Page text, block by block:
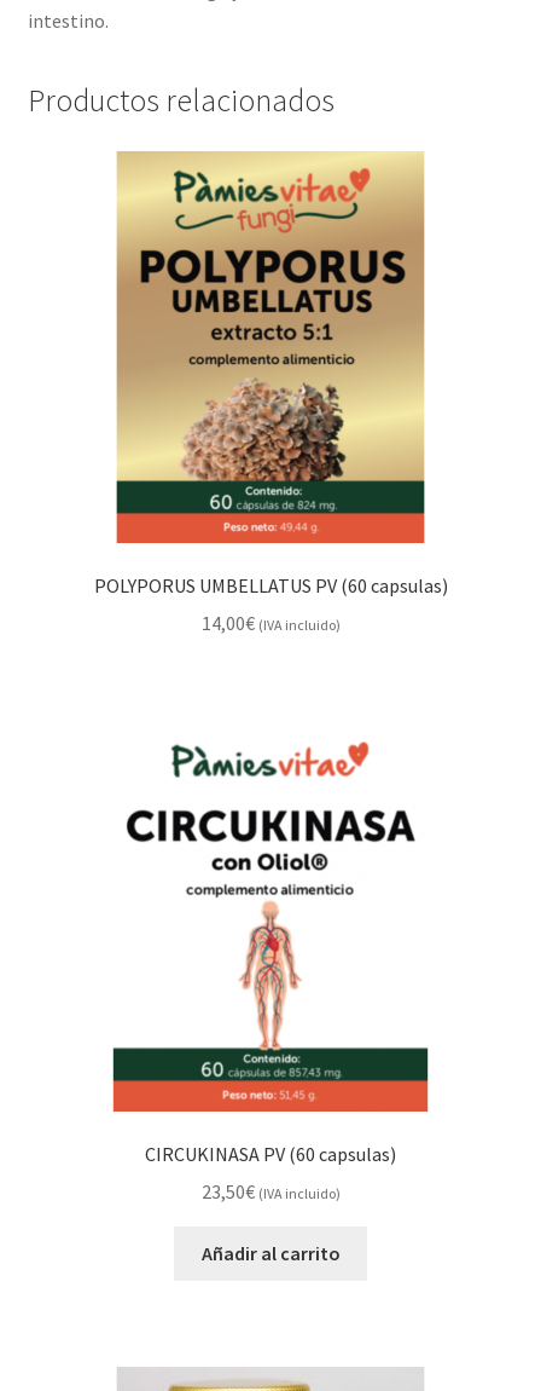
intestino.
Productos relacionados
POLYPORUS UMBELLATUS PV (60 capsulas)
14,00€ (IVA incluido)
CIRCUKINASA PV (60 capsulas)
23,50€ (IVA incluido)
Añadir al carrito